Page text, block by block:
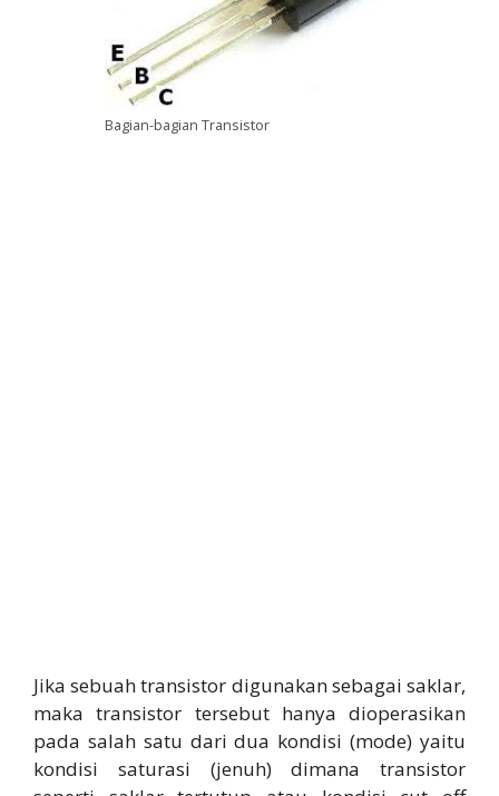
Bagian-bagian Transistor
Jika sebuah transistor digunakan sebagai saklar,
maka transistor tersebut hanya dioperasikan
pada salah satu dari dua kondisi (mode) yaitu
kondisi saturasi (jenuh) dimana transistor